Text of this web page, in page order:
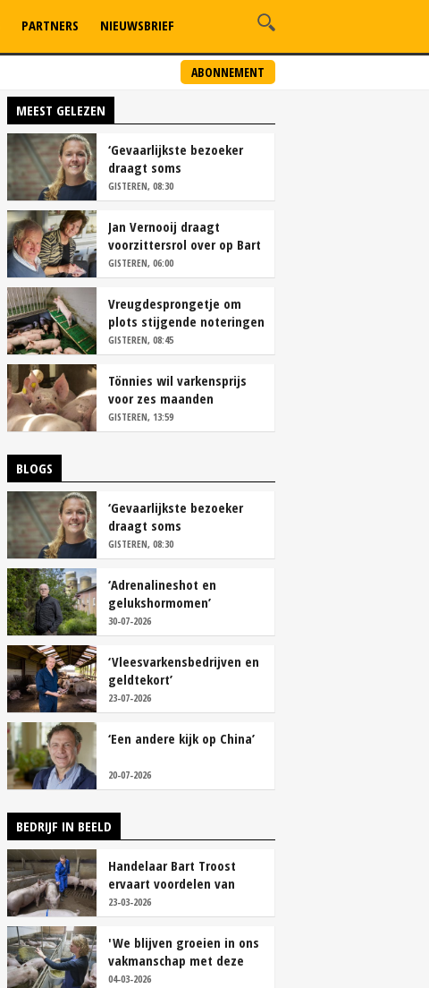
ABONNEMENT
PARTNERS NIEUWSBRIEF
MEEST GELEZEN
‘Gevaarlijkste bezoeker
draagt soms
overschoenen’
GISTEREN, 08:30
Jan Vernooij draagt
voorzittersrol over op Bart
Camps
GISTEREN, 06:00
Vreugdesprongetje om
plots stijgende noteringen
GISTEREN, 08:45
Tönnies wil varkensprijs
voor zes maanden
vastleggen
GISTEREN, 13:59
BLOGS
‘Gevaarlijkste bezoeker
draagt soms
overschoenen’
GISTEREN, 08:30
‘Adrenalineshot en
gelukshormomen’
30-07-2026
‘Vleesvarkensbedrijven en
geldtekort’
23-07-2026
‘Een andere kijk op China’
20-07-2026
BEDRIJF IN BEELD
Handelaar Bart Troost
ervaart voordelen van
coöperatieve voerfusie
23-03-2026
'We blijven groeien in ons
vakmanschap met deze
teamaanpak'
04-03-2026